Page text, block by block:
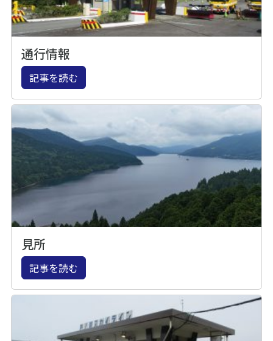
通行情報
記事を読む
見所
記事を読む